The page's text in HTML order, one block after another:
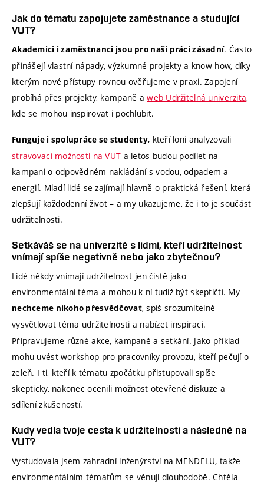
Jak do tématu zapojujete zaměstnance a studující
VUT?
Akademici i zaměstnanci jsou pro naši práci zásadní. Často
přinášejí vlastní nápady, výzkumné projekty a know-how, díky
kterým nové přístupy rovnou ověřujeme v praxi. Zapojení
probíhá přes projekty, kampaně a web Udržitelná univerzita,
kde se mohou inspirovat i pochlubit.
Funguje i spolupráce se studenty, kteří loni analyzovali
stravovací možnosti na VUT a letos budou podílet na
kampani o odpovědném nakládání s vodou, odpadem a
energií. Mladí lidé se zajímají hlavně o praktická řešení, která
zlepšují každodenní život – a my ukazujeme, že i to je součást
udržitelnosti.
Setkáváš se na univerzitě s lidmi, kteří udržitelnost
vnímají spíše negativně nebo jako zbytečnou?
Lidé někdy vnímají udržitelnost jen čistě jako
environmentální téma a mohou k ní tudíž být skeptičtí. My
nechceme nikoho přesvědčovat, spíš srozumitelně
vysvětlovat téma udržitelnosti a nabízet inspiraci.
Připravujeme různé akce, kampaně a setkání. Jako příklad
mohu uvést workshop pro pracovníky provozu, kteří pečují o
zeleň. I ti, kteří k tématu zpočátku přistupovali spíše
skepticky, nakonec ocenili možnost otevřené diskuze a
sdílení zkušeností.
Kudy vedla tvoje cesta k udržitelnosti a následně na
VUT?
Vystudovala jsem zahradní inženýrství na MENDELU, takže
environmentálním tématům se věnuji dlouhodobě. Chtěla